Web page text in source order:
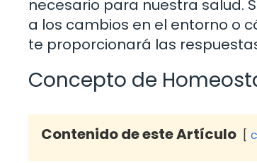
necesario para nuestra salud.
a los cambios en el entorno o
te proporcionará las
Concepto de
Contenido de este Artículo